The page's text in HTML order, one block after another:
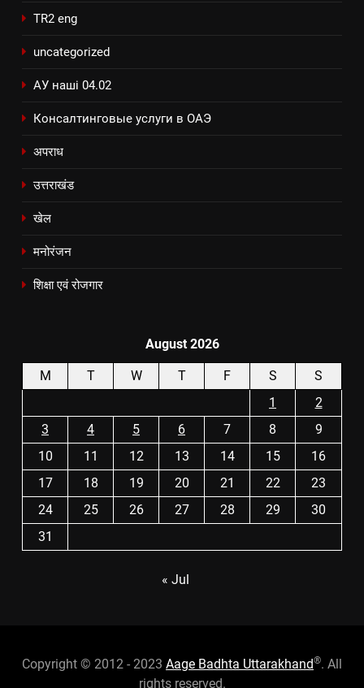
TR2 eng
uncategorized
АУ наші 04.02
Консалтинговые услуги в ОАЭ
अपराध
उत्तराखंड
खेल
मनोरंजन
शिक्षा एवं रोजगार
August 2026
M T W T F S
S
1
2
3
4 5 6 7 8
9
10
11 12 13 14 15
16
17
18 19 20 21 22
23
24
25 26 27 28 29
30
31
« Jul
Copyright © 2012 - 2023 Aage Badhta Uttarakhand®. All
rights reserved.